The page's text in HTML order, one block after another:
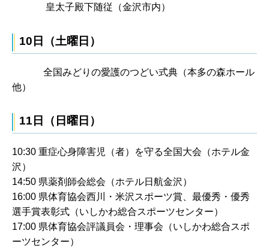
皇太子殿下随従（金沢市内）
10日（土曜日）
全国みどりの愛護のつどい式典（本多の森ホール
他）
11日（日曜日）
10:30 重症心身障害児（者）を守る全国大会（ホテル金
沢）
14:50 県薬剤師会総会（ホテル日航金沢）
16:00 県体育協会西川・米沢スポーツ賞、最優秀・優秀
選手賞表彰式（いしかわ総合スポーツセンター）
17:00 県体育協会評議員会・理事会（いしかわ総合スポ
ーツセンター）